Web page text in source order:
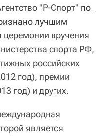
"Р-Спорт" по
лучшим
церемонии вручения
спорта РФ,
российских
год), премии
год) и других.
является